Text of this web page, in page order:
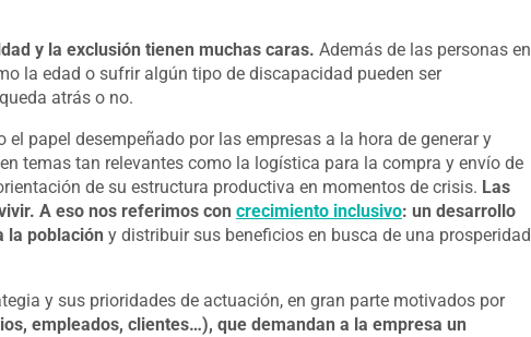
y la exclusión tienen muchas caras. Además de las personas en
la edad o sufrir algún tipo de discapacidad pueden ser
atrás o no.
el papel desempeñado por las empresas a la hora de generar y
temas tan relevantes como la logística para la compra y envío de
de su estructura productiva en momentos de crisis. Las
A eso nos referimos con crecimiento inclusivo: un desarrollo
la población y distribuir sus beneficios en busca de una prosperidad
y sus prioridades de actuación, en gran parte motivados por
empleados, clientes…), que demandan a la empresa un